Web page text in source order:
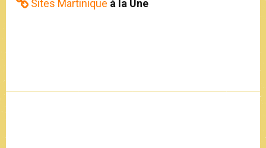
Sites Martinique à la Une